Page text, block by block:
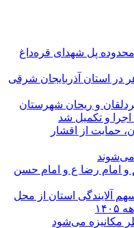
محدوده پل شهدای قره‌داغ
به ۲ روستای اهر در استان آذربایجان شرقی
و ریحان شهرستان
اجرا و تکمیل شد
حمایت از اقشار
می‌شوند
و امام رضا ع و امام حسن
ریال سهم آلایندگی استان از محل
مکانیزه می‌شود